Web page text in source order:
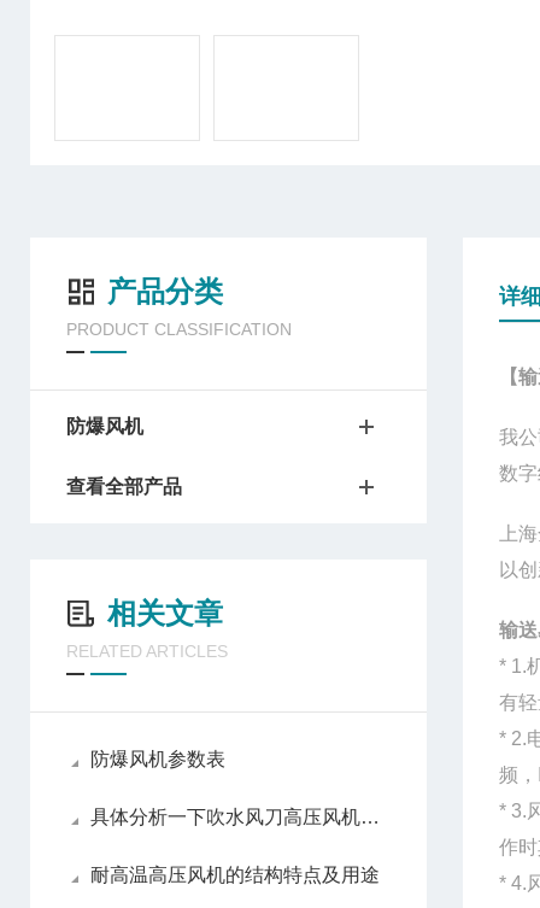
产品分类
PRODUCT CLASSIFICATION
防爆风机
查看全部产品
相关文章
RELATED ARTICLES
防爆风机参数表
具体分析一下吹水风刀高压风机的工作原理
耐高温高压风机的结构特点及用途
详
【
我
数
上
以
输
* 1.
有
* 2.
频
* 3.
作
* 4.